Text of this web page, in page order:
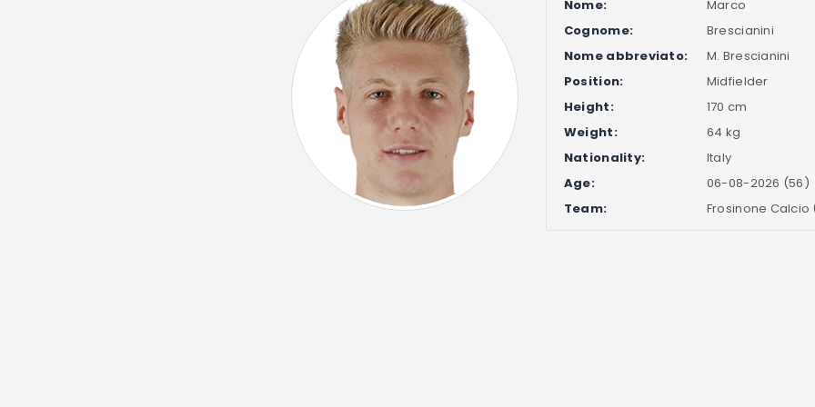
Nome:
Marco
Cognome:
Brescianini
Nome abbreviato:
M. Brescianini
Position:
Midfielder
Height:
170 cm
Weight:
64 kg
Nationality:
Italy
Age:
06-08-2026 (56)
Team:
Frosinone